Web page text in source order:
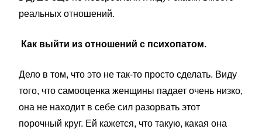
реальных отношений.
Как выйти из отношений с психопатом.
Дело в том, что это не так-то просто сделать. Виду
того, что самооценка женщины падает очень низко,
она не находит в себе сил разорвать этот
порочный круг. Ей кажется, что такую, какая она